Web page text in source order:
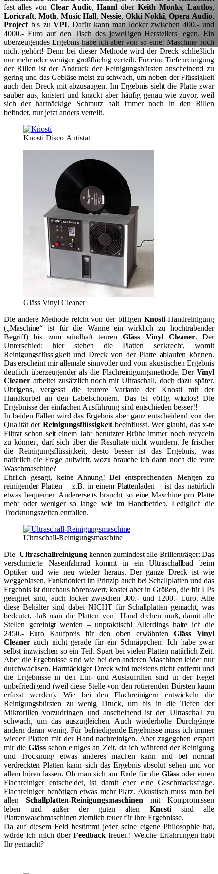
fast alles von Clear Audio,Hannl überKeith Monks,Lautlos,
Loricraft, Moth, Music Hall, Nessie, Okki Nokki,Opera Audio,
Project bis zuVPI. Dafür kann man locker zwischen 400.- und
4000.- Euro auf den Tisch des jeweiligen Herstellers legen. Ein
überzeugendes Ergebnis habe ich aber von so einer Maschine noch
nicht gehört! Denn bei dieser Methode wird der Dreck schließlich
nur mehr oder weniger großflächig verteilt. Für eine Tiefenreinigung
der Rillen ist der Andruck der Reinigungsbürsten anscheinend zu
gering und das Gebläse meist zu schwach, um neben der Flüssigkeit
auch den Dreck mit abzusaugen. Im Ergebnis sieht die Platte zwar
sauber aus, knistert und knackt aber häufig genau wie zuvor, weil
sich der hartnäckige Schmutz halt immer noch in den Rillen
befindet, nur jetzt anders verteilt.
Knosti Disco-Antistat
Gläss Vinyl Cleaner
Die andere Methode reicht von der billigen Knosti-Handreinigung
(„Maschine“ ist für die Wanne ein wirklich zu hochtrabender
Begriff) bis zum sündhaft teurenGläss Vinyl Cleaner. Der
Unterschied: hier stehen die Platten senkrecht, womit
Reinigungsflüssigkeit und Dreck von der Platte ablaufen können.
Das erscheint mir allemale sinnvoller und vom akustischen Ergebnis
deutlich überzeugender als die Flachreinigungsmethode. Der Vinyl
Cleaner arbeitet zusätzlich noch mit Ultraschall, doch dazu später.
Übrigens, vergesst die teurere Variante der Knosti mit der
Handkurbel an den Labelschonern. Das ist völlig witzlos! Die
Ergebnisse der einfachen Ausführung sind entschieden besser!!
In beiden Fällen wird das Ergebnis aber ganz entscheidend von der
Qualität der Reinigungsflüssigkeitbeeinflusst. Wer glaubt, das x-te
Filtrat schon seit einem Jahr benutzter Brühe immer noch recyceln
zu können, darf sich über die Resultate nicht wundern. Je frischer
die Reinigungsflüssigkeit, desto besser ist das Ergebnis, was
natürlich die Frage aufwirft, wozu brauche ich dann noch die teure
Waschmaschine?
Ehrlich gesagt, keine Ahnung! Bei entsprechenden Mengen zu
reinigender Platten – z.B. in einem Plattenladen – ist das natürlich
etwas bequemer. Andererseits braucht so eine Maschine pro Platte
mehr oder weniger so lange wie im Handbetrieb. Lediglich die
Trocknungszeiten entfallen.
Ultraschall-Reinigungsmaschine
Die Ultraschallreinigungkennen zumindest alle Brillenträger: Das
verschmierte Nasenfahrrad kommt in ein Ultraschallbad beim
Optiker und wie neu wieder heraus. Der ganze Dreck ist wie
weggeblasen. Funktioniert im Prinzip auch bei Schallplatten und das
Ergebnis ist durchaus hörenswert, kostet aber in Größen, die für LPs
geeignet sind, auch locker zwischen 300.- und 1200.- Euro. Alle
diese Behälter sind dabei NICHT für Schallplatten gemacht, was
bedeutet, daß man die Platten von Hand drehen muß, damit alle
Stellen gereinigt werden – unpraktisch! Allerdings halte ich die
2450.- Euro Kaufpreis für den oben erwähnten Gläss Vinyl
Cleaner auch nicht gerade für ein Schnäppchen! Ich habe zwar
selbst inzwischen so ein Teil. Spart bei vielen Platten natürlich Zeit.
Aber die Ergebnisse sind wie bei den anderen Maschinen leider nur
durchwachsen. Hartnäckiger Dreck wird meistens nicht entfernt und
die Ergebnisse in den Ein- und Auslaufrillen sind in der Regel
unbefriedigend (weil diese Stelle von den rotierenden Bürsten kaum
erfasst werden). Wie bei den Flachreinigern entwickeln die
Reinigungsbürsten zu wenig Druck, um bis in die Tiefen der
Mikrorillen vorzudringen und anscheinend ist der Ultraschall zu
schwach, um das auszugleichen. Auch wiederholte Durchgänge
ändern daran wenig. Für befriedigende Ergebnisse muss ich immer
wieder Platten mit der Hand nachreinigen. Aber zugegeben erspart
mir dieGläss schon einiges an Zeit, da ich während der Reinigung
und Trocknung etwas anderes machen kann und bei normal
verdreckten Platten kann sich das Ergebnis absolut sehen und vor
allem hören lassen. Ob man sich am Ende für die Glässoder einen
Flachreiniger entscheidet, ist damit eher eine Geschmacksfrage.
Flachreiniger benötigen etwas mehr Platz. Akustisch muss man bei
allen Schallplatten-Reinigungsmaschinen mit Kompromissen
leben und außer der guten alten Knostisind alle
Plattenwaschmaschinen ziemlich teuer für ihre Ergebnisse.
Da auf diesem Feld bestimmt jeder seine eigene Philosophie hat,
würde ich mich über Feedback freuen! Welche Erfahrungen habt
Ihr gemacht?